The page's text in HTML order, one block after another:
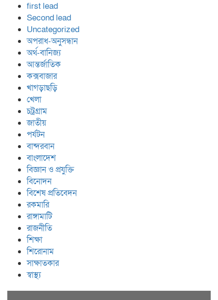
first lead
Second lead
Uncategorized
অপরাধ-অনুসন্ধান
অর্থ-বানিজ্য
আন্তর্জাতিক
কক্সবাজার
খাগড়াছড়ি
খেলা
চট্রগ্রাম
জাতীয়
পর্যটন
বান্দরবান
বাংলাদেশ
বিজ্ঞান ও প্রযুক্তি
বিনোদন
বিশেষ প্রতিবেদন
রকমারি
রাঙ্গামাটি
রাজনীতি
শিক্ষা
শিরোনাম
সাক্ষাতকার
স্বাস্থ্য